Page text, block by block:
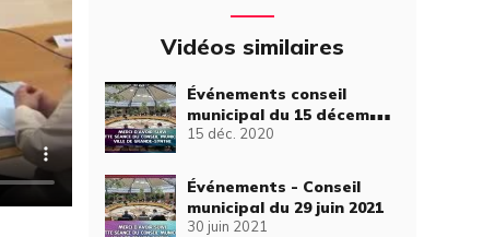
Vidéos similaires
Événements conseil
municipal du 15 décembre
2020
15 déc. 2020
Événements - Conseil
municipal du 29 juin 2021
30 juin 2021